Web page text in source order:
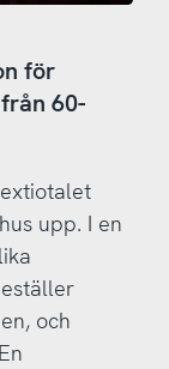
för
60-
upp. I en
och